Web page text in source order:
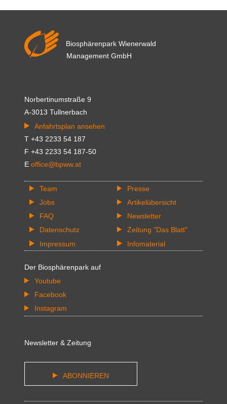
Biosphärenpark Wienerwald
Management GmbH
Norbertinumstraße 9
A-3013 Tullnerbach
Anfahrtsplan ansehen
T +43 2233 54 187
F +43 2233 54 187-50
E office@bpww.at
Team
Jobs
FAQ
Datenschutz
Impressum
Presse
Artikelübersicht
Newsletter
Zeitung "Das Blatt"
Infomaterial
Der Biosphärenpark auf
Youtube
Facebook
Instagram
Newsletter & Zeitung
ABONNIEREN